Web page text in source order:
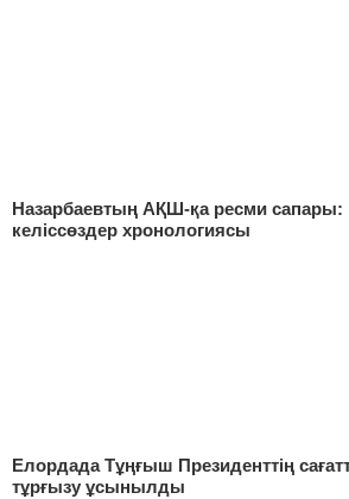
Назарбаевтың АҚШ-қа ресми сапары:
келіссөздер хронологиясы
Елордада Тұңғыш Президенттің
тұрғызу ұсынылды